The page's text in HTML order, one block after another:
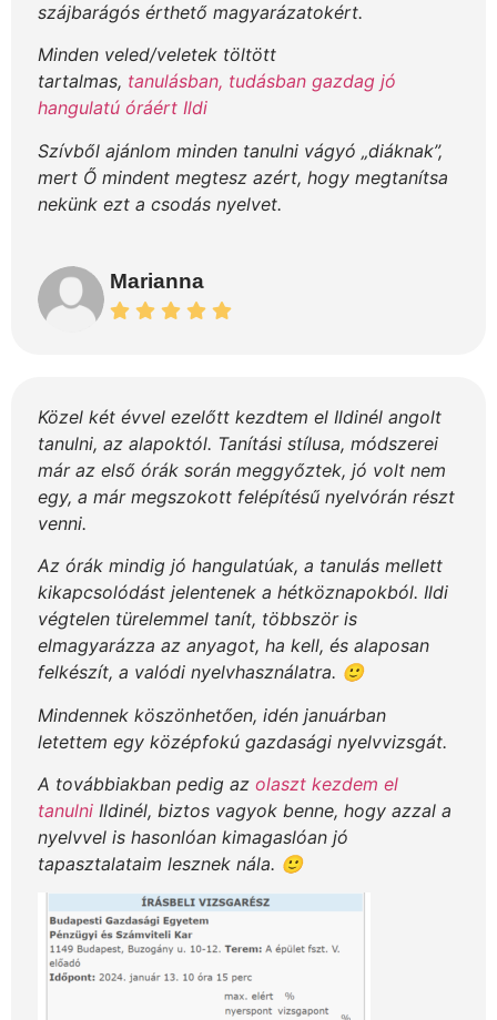
szájbarágós érthető magyarázatokért.
Minden veled/veletek töltött
tartalmas, tanulásban, tudásban gazdag jó
hangulatú óráért Ildi
Szívből ajánlom minden tanulni vágyó „diáknak”,
mert Ő mindent megtesz azért, hogy megtanítsa
nekünk ezt a csodás nyelvet.
Marianna
Közel két évvel ezelőtt kezdtem el Ildinél angolt
tanulni, az alapoktól. Tanítási stílusa, módszerei
már az első órák során meggyőztek, jó volt nem
egy, a már megszokott felépítésű nyelvórán részt
venni.
Az órák mindig jó hangulatúak, a tanulás mellett
kikapcsolódást jelentenek a hétköznapokból. Ildi
végtelen türelemmel tanít, többször is
elmagyarázza az anyagot, ha kell, és alaposan
felkészít, a valódi nyelvhasználatra. 🙂
Mindennek köszönhetően, idén januárban
letettem egy középfokú gazdasági nyelvvizsgát.
A továbbiakban pedig az olaszt kezdem el
tanulni Ildinél, biztos vagyok benne, hogy azzal a
nyelvvel is hasonlóan kimagaslóan jó
tapasztalataim lesznek nála. 🙂